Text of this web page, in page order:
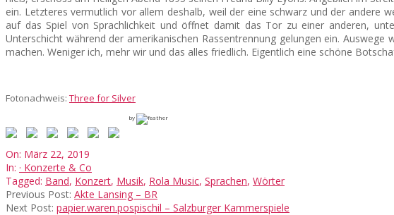
ein. Letzteres vermutlich vor allem deshalb, weil der eine schwarz und der andere
auf das Spiel von Sprachlichkeit und öffnet damit das Tor zu einer anderen,
Unterschicht während der amerikanischen Rassentrennung gelungen ein.
machen. Weniger ich, mehr wir und das alles friedlich. Eigentlich eine schöne
Fotonachweis: Three for Silver
by
2019-
03-
22
On: März 22, 2019
In: · Konzerte & Co
Tagged: Band, Konzert, Musik, Rola Music, Sprachen, Wörter
Previous Post: Akte Lansing – BR
Next Post: papier.waren.pospischil – Salzburger Kammerspiele